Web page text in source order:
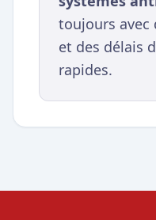
toujours avec
et des délais
rapides.